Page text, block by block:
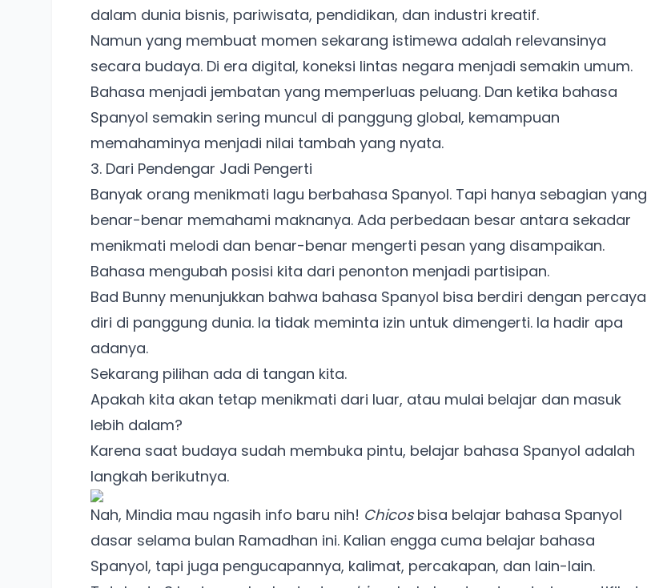
dalam dunia bisnis, pariwisata, pendidikan, dan industri kreatif.
Namun yang membuat momen sekarang istimewa adalah relevansinya
secara budaya. Di era digital, koneksi lintas negara menjadi semakin umum.
Bahasa menjadi jembatan yang memperluas peluang. Dan ketika bahasa
Spanyol semakin sering muncul di panggung global, kemampuan
memahaminya menjadi nilai tambah yang nyata.
3. Dari Pendengar Jadi Pengerti
Banyak orang menikmati lagu berbahasa Spanyol. Tapi hanya sebagian yang
benar-benar memahami maknanya. Ada perbedaan besar antara sekadar
menikmati melodi dan benar-benar mengerti pesan yang disampaikan.
Bahasa mengubah posisi kita dari penonton menjadi partisipan.
Bad Bunny menunjukkan bahwa bahasa Spanyol bisa berdiri dengan percaya
diri di panggung dunia. Ia tidak meminta izin untuk dimengerti. Ia hadir apa
adanya.
Sekarang pilihan ada di tangan kita.
Apakah kita akan tetap menikmati dari luar, atau mulai belajar dan masuk
lebih dalam?
Karena saat budaya sudah membuka pintu, belajar bahasa Spanyol adalah
langkah berikutnya.
Nah, Mindia mau ngasih info baru nih! Chicosbisa belajar bahasa Spanyol
dasar selama bulan Ramadhan ini. Kalian engga cuma belajar bahasa
Spanyol, tapi juga pengucapannya, kalimat, percakapan, dan lain-lain.